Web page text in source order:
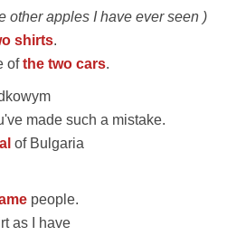
other apples I have ever seen )
shirts.
ofthe two cars.
made such a mistake.
of Bulgaria
people.
as I have